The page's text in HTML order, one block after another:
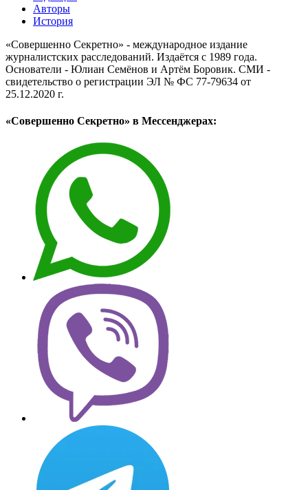
Авторы
История
«Совершенно Секретно» - международное издание
журналистских расследований. Издаётся с 1989 года.
Основатели - Юлиан Семёнов и Артём Боровик. CМИ -
свидетельство о регистрации ЭЛ № ФС 77-79634 от
25.12.2020 г.
«Совершенно Секретно» в Мессенджерах: